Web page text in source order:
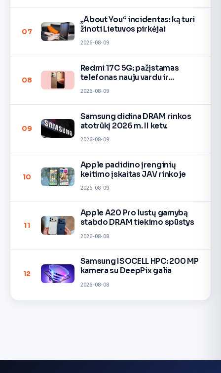
07
„About You“ incidentas: ką turi
žinoti Lietuvos pirkėjai
2026-08-09
08
Redmi 17C 5G: pažįstamas
telefonas nauju vardu ir
2026-08-09
09
Samsung didina DRAM rinkos
atotrūkį 2026 m. II ketv.
2026-08-09
10
Apple padidino įrenginių
keitimo įskaitas JAV rinkoje
2026-08-09
11
Apple A20 Pro lustų gamybą
stabdo DRAM tiekimo spūstys
2026-08-08
12
Samsung ISOCELL HPC: 200 MP
kamera su DeepPix galia
2026-08-08